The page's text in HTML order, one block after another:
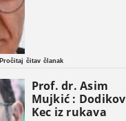
Pročitaj čitav članak
Prof. dr. Asim
Mujkić : Dodikov
Kec iz rukava